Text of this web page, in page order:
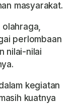
masyarakat.
perlombaan
nilai-nilai
kegiatan
kuatnya